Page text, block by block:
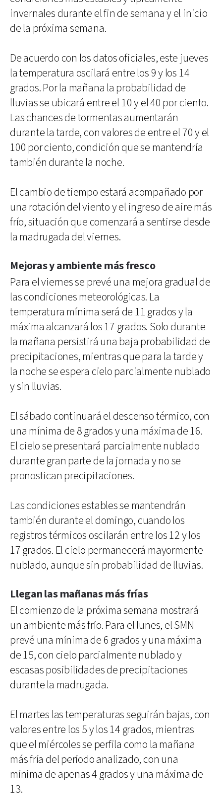
invernales durante el fin de semana y el inicio
de la próxima semana.
De acuerdo con los datos oficiales, este jueves
la temperatura oscilará entre los 9 y los 14
grados. Por la mañana la probabilidad de
lluvias se ubicará entre el 10 y el 40 por ciento.
Las chances de tormentas aumentarán
durante la tarde, con valores de entre el 70 y el
100 por ciento, condición que se mantendría
también durante la noche.
El cambio de tiempo estará acompañado por
una rotación del viento y el ingreso de aire más
frío, situación que comenzará a sentirse desde
la madrugada del viernes.
Mejoras y ambiente más fresco
Para el viernes se prevé una mejora gradual de
las condiciones meteorológicas. La
temperatura mínima será de 11 grados y la
máxima alcanzará los 17 grados. Solo durante
la mañana persistirá una baja probabilidad de
precipitaciones, mientras que para la tarde y
la noche se espera cielo parcialmente nublado
y sin lluvias.
El sábado continuará el descenso térmico, con
una mínima de 8 grados y una máxima de 16.
El cielo se presentará parcialmente nublado
durante gran parte de la jornada y no se
pronostican precipitaciones.
Las condiciones estables se mantendrán
también durante el domingo, cuando los
registros térmicos oscilarán entre los 12 y los
17 grados. El cielo permanecerá mayormente
nublado, aunque sin probabilidad de lluvias.
Llegan las mañanas más frías
El comienzo de la próxima semana mostrará
un ambiente más frío. Para el lunes, el SMN
prevé una mínima de 6 grados y una máxima
de 15, con cielo parcialmente nublado y
escasas posibilidades de precipitaciones
durante la madrugada.
El martes las temperaturas seguirán bajas, con
valores entre los 5 y los 14 grados, mientras
que el miércoles se perfila como la mañana
más fría del período analizado, con una
mínima de apenas 4 grados y una máxima de
13.